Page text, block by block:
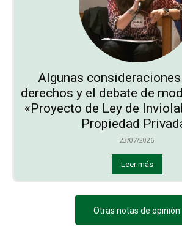
Algunas
derechos y el debate de
«Proyecto de Ley de
Propiedad
23/07/2026
Leer más
Otras notas de opinión